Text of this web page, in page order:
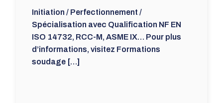
Initiation / Perfectionnement /
Spécialisation avec Qualification NF EN
ISO 14732, RCC-M, ASME IX… Pour plus
d’informations, visitez Formations
soudage […]